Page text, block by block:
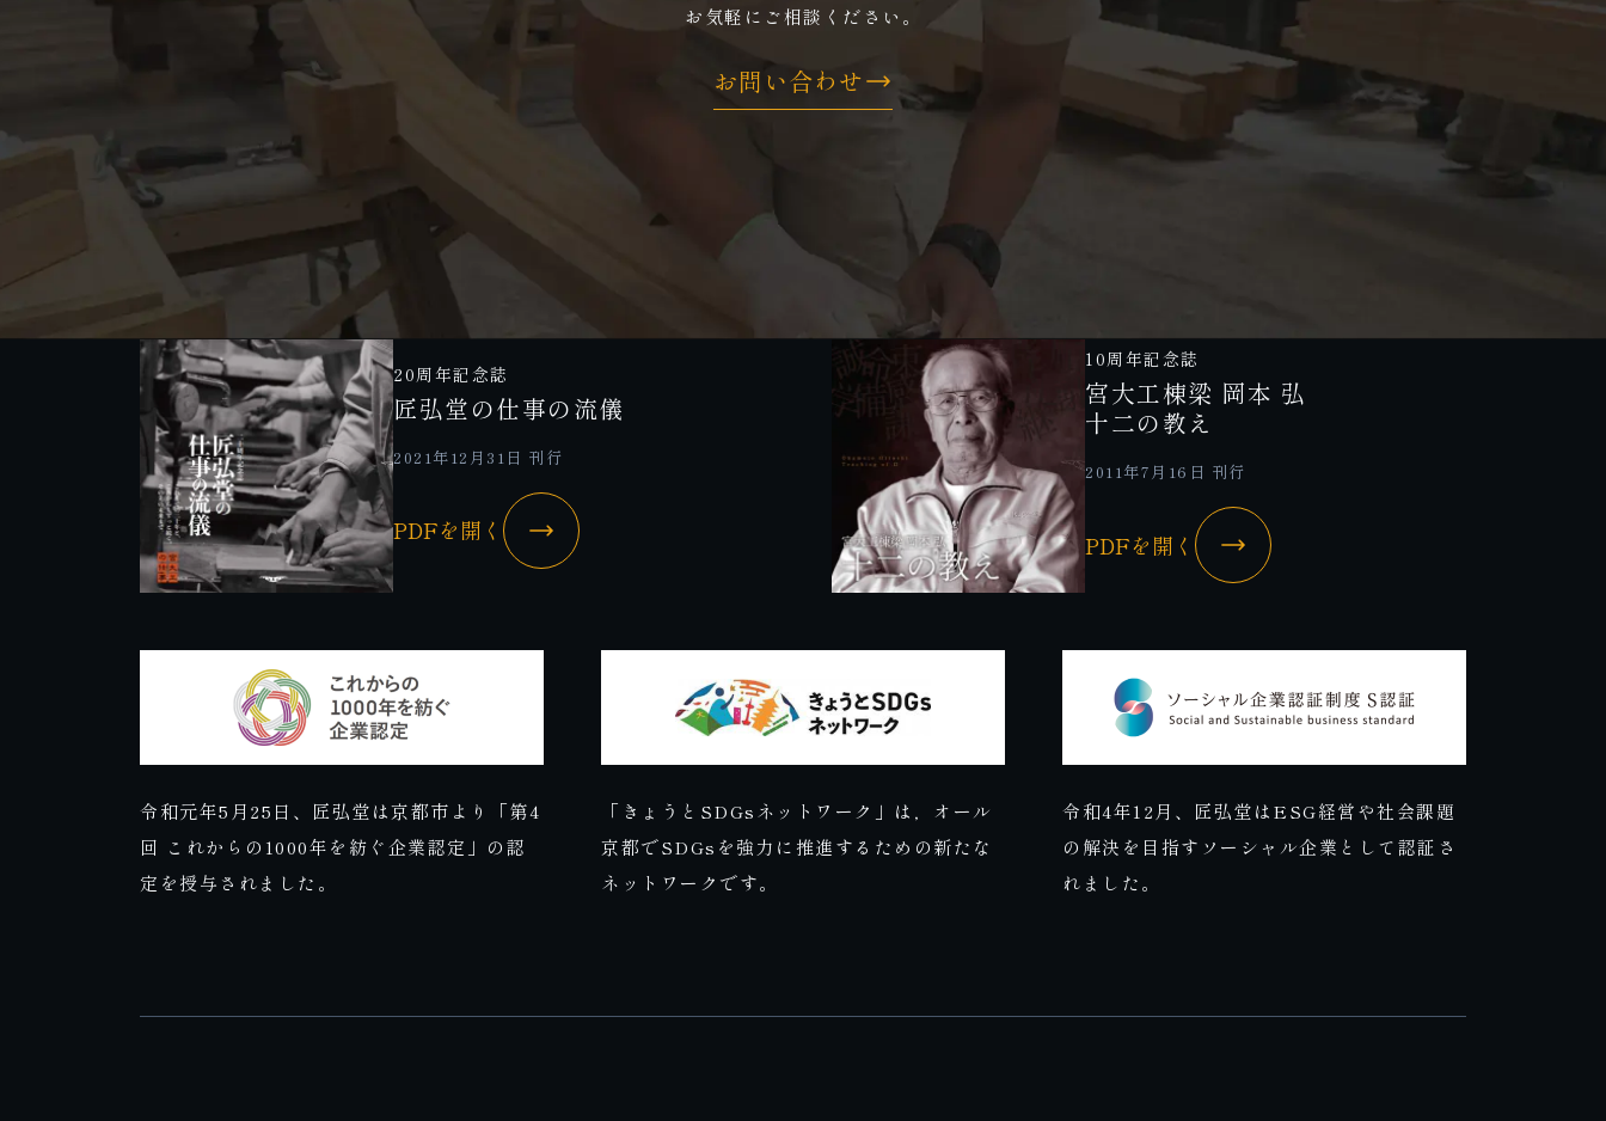
お気軽にご相談ください。
お問い合わせ
20周年記念誌
匠弘堂の仕事の流儀
2021年12月31日 刊行
PDFを開く
10周年記念誌
宮大工棟梁 岡本 弘
十二の教え
2011年7月16日 刊行
PDFを開く
令和元年5月25日、匠弘堂は京都市より「第4
回 これからの1000年を紡ぐ企業認定」の認
定を授与されました。
「きょうとSDGsネットワーク」は，オール
京都でSDGsを強力に推進するための新たな
ネットワークです。
令和4年12月、匠弘堂はESG経営や社会課題
の解決を目指すソーシャル企業として認証さ
れました。